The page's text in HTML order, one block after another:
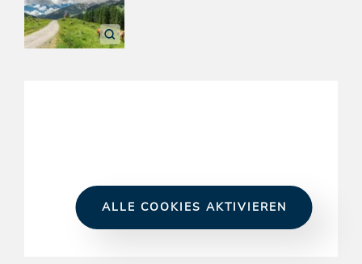
ALLE COOKIES AKTIVIEREN